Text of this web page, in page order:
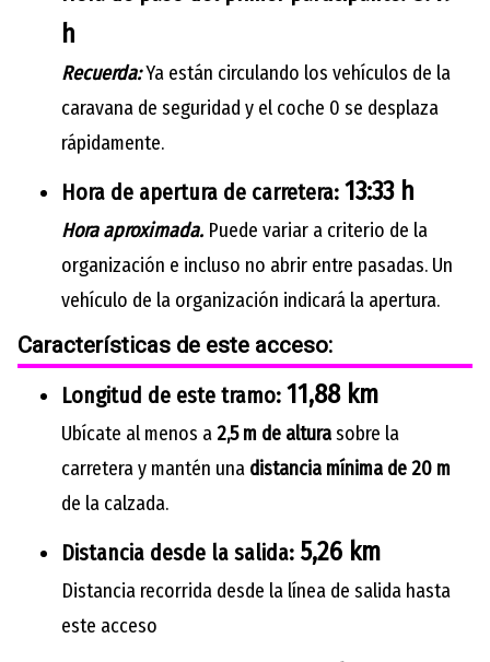
h
Recuerda:Ya están circulando los vehículos de la
caravana de seguridad y el coche 0 se desplaza
rápidamente.
Hora de apertura de carretera: 13:33 h
Hora aproximada. Puede variar a criterio de la
organización e incluso no abrir entre pasadas. Un
vehículo de la organización indicará la apertura.
Características de este acceso:
Longitud de este tramo: 11,88 km
Ubícate al menos a2,5 m de alturasobre la
carretera y mantén una distancia mínima de 20 m
de la calzada.
Distancia desde la salida: 5,26 km
Distancia recorrida desde la línea de salida hasta
este acceso